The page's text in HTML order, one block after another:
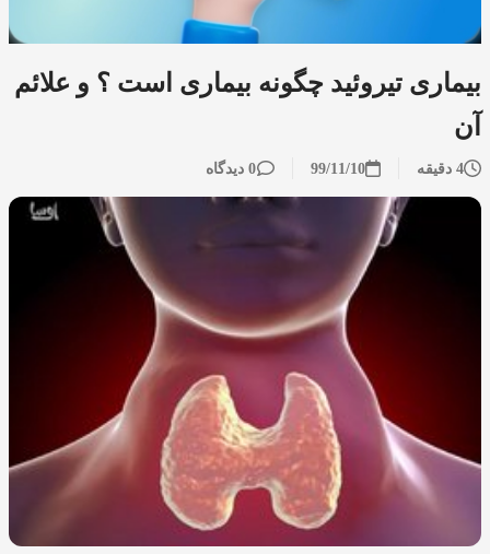
بیماری تیروئید چگونه بیماری است ؟ و علائم
آن
4 دقیقه 99/11/10 0 دیدگاه